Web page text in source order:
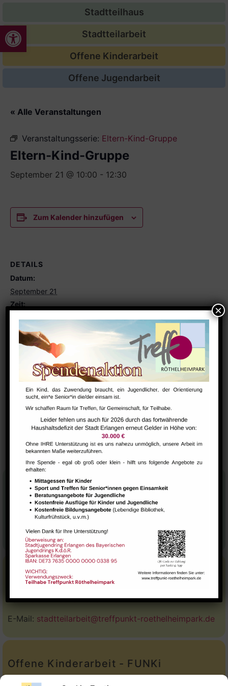
Werkzeugleiste öffnen
Stadtteilhaus
Stadtteilarbeit
Offene Kinderarbeit
Offene Jugendarbeit
« Alle Veranstaltungen
Veranstaltungsserie: Eltern-Kind-Gruppe
Eltern-Kind-Gruppe
September 21 @ 10:00 - 12:30
Zum Kalender hinzufügen
DETAILS
Datum:
September 21
Zeit:
Serien:
Eltern-Kind-Gruppe
VERANSTALTUNGSORT
Eltern-Kind Raum
Morgentreff für
Menschen ab 60 Jahren
GESTALT – Bewegung für Körper,
Geist und Seele älterer Menschen
Stadtteilhaus
09131-9232777
E-Mail:leitung@treffpunkt-roethelheimpark.de
Stadtteilarbeit
Tel.:Telefon: 09131-9232779
E-Mail: stadtteilarbeit@treffpunkt-roethelheimpark.de
Offene Kinderarbeit - FUNKi